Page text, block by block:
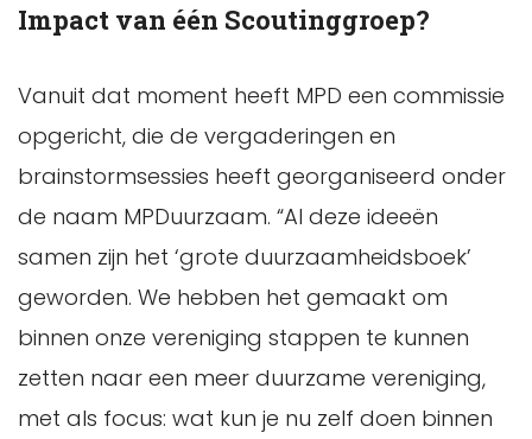
Impact van één Scoutinggroep?
Vanuit dat moment heeft MPD een commissie
opgericht, die de vergaderingen en
brainstormsessies heeft georganiseerd onder
de naam MPDuurzaam. “Al deze ideeën
samen zijn het ‘grote duurzaamheidsboek’
geworden. We hebben het gemaakt om
binnen onze vereniging stappen te kunnen
zetten naar een meer duurzame vereniging,
met als focus: wat kun je nu zelf doen binnen